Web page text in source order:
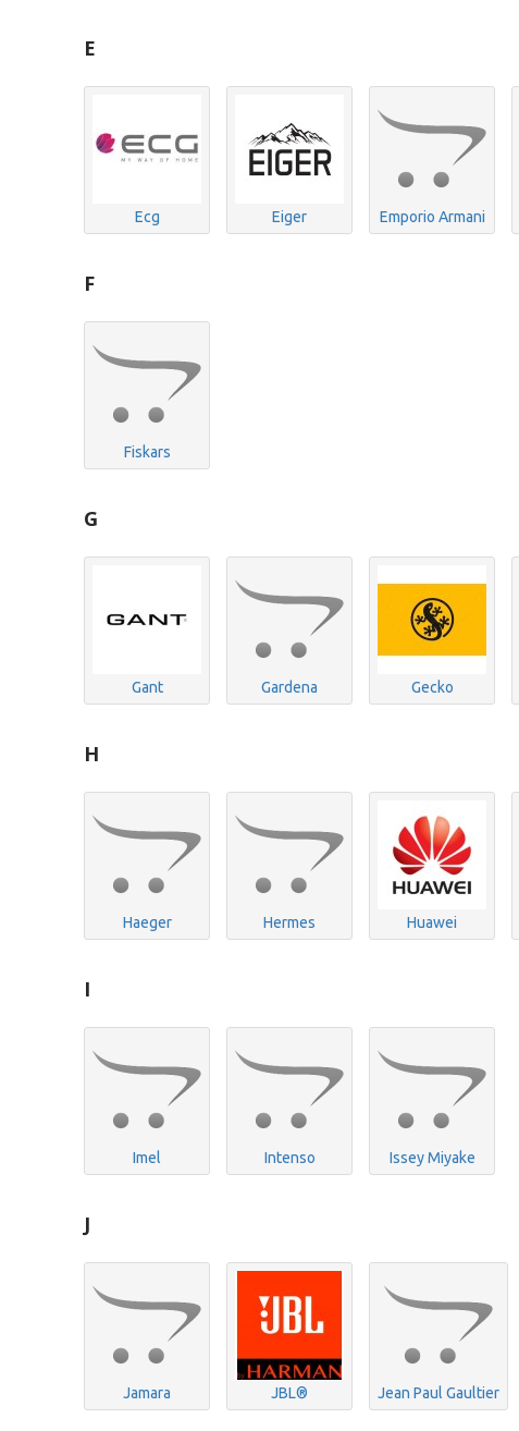
E
Ecg Eiger Emporio Armani
F
Fiskars
G
Gant Gardena Gecko
H
Haeger Hermes Huawei
I
Imel Intenso Issey Miyake
J
Jamara JBL® Jean Paul Gaultier